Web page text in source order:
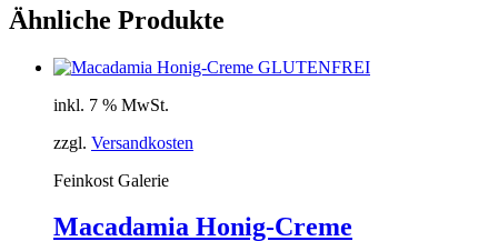
Ähnliche Produkte
inkl. 7 % MwSt.
zzgl. Versandkosten
Feinkost Galerie
Macadamia Honig-Creme